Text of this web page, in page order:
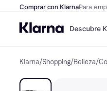
Comprar con KlarnaPara
Descubre
Klarna/Shopping/Belleza/